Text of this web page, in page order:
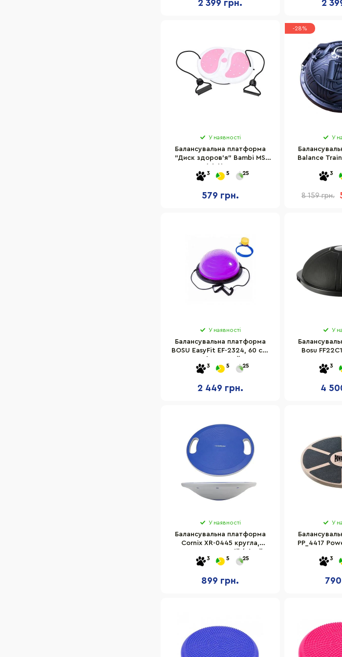
2 399 грн. 2
У наявності
Балансувальна платформа
"Диск здоров'я" Bambi MS
3 5 25
579 грн.
-28%
У
Balance
3
8 159 грн.
У наявності
Балансувальна платформа
BOSU EasyFit EF-2324, 60 см,
3 5 25
2 449 грн.
У
Bosu
3
4
У наявності
Балансувальна платформа
Cornix XR-0445 кругла,
3 5 25
899 грн.
У
PP_4417
3